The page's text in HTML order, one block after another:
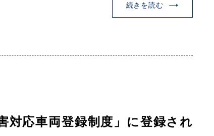
続きを読む
対応車両登録制度」に登録され